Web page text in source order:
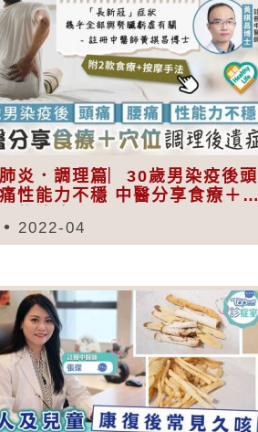
炎．調理篇︳30歲男染疫後頭
性能力不穩 中醫分享食療＋穴
2022-04